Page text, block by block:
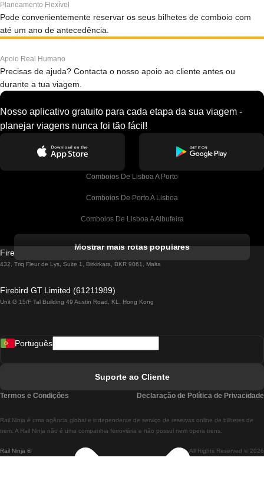
Planeamento Flexível
Pode convenientemente reservar os seus bilhetes de comboio com
até um ano de antecedência.
Apoio Real Humano
Precisas de ajuda? Contacta o nosso apoio ao cliente antes ou
durante a tua viagem.
Nosso aplicativo gratuito para cada etapa da sua viagem -
planejar viagens nunca foi tão fácil!
Comboios De Lisboa A Porto
Comboios De Porto A Lisboa
Comboios De Lisboa A Albufeira
Comboios De Lisboa A Lagos
Comboios De Lisboa A Madrid
Comboios De Lisboa A Braga
Comboios De Braga A Lisboa
Mostrar mais rotas populares
Firebird GT Limited (OC 1451)
432, Triq Fleur de Lys, Suite 1, Birkirkara, BKR 9061, Malta
Firebird GT Limited (61211989)
Unit G 15/F Tal Building 49 Austin Road, KL, Hong Kong
Rail Ninja ® All Rights Reserved © 2026
Rail.Ninja é uma agência global e independente de serviço de reservas online de bilhetes de
trem. A Rail Ninja não é uma companhia ferroviária e não possui nem opera trens.
Português
Suporte ao Cliente
Termos e Condições Declaração de Política de Privacidade